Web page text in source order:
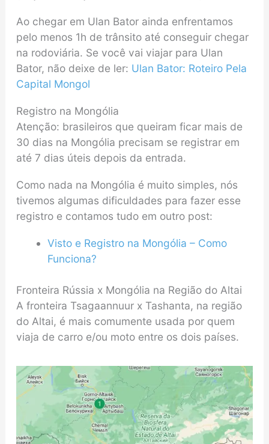
Ao chegar em Ulan Bator ainda enfrentamos
pelo menos 1h de trânsito até conseguir chegar
na rodoviária. Se você vai viajar para Ulan
Bator, não deixe de ler: Ulan Bator: Roteiro Pela
Capital Mongol
Registro na Mongólia
Atenção: brasileiros que queiram ficar mais de
30 dias na Mongólia precisam se registrar em
até 7 dias úteis depois da entrada.
Como nada na Mongólia é muito simples, nós
tivemos algumas dificuldades para fazer esse
registro e contamos tudo em outro post:
Visto e Registro na Mongólia – Como
Funciona?
Fronteira Rússia x Mongólia na Região do Altai
A fronteira Tsagaannuur x Tashanta, na região
do Altai, é mais comumente usada por quem
viaja de carro e/ou moto entre os dois países.